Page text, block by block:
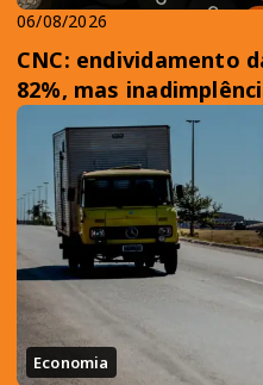
06/08/2026
CNC: endividamento
82%, mas
Economia